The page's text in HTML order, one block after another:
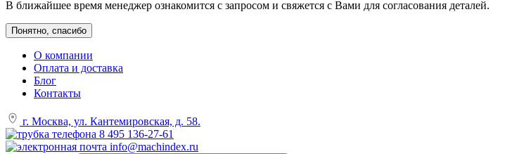
В ближайшее время менеджер ознакомится с запросом и свяжется с Вами для согласования деталей.
Понятно, спасибо
О компании
Оплата и доставка
Блог
Контакты
г. Москва, ул. Кантемировская, д. 58.
8 495 136-27-61
info@machindex.ru